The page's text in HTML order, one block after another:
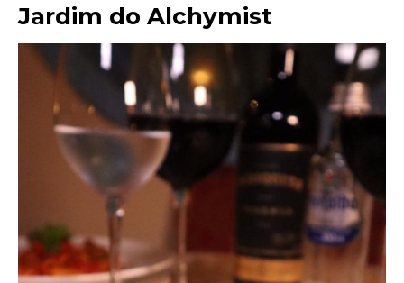
Jardim do Alchymist